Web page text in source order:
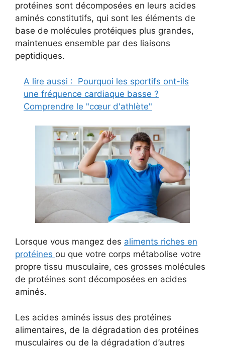
protéines sont décomposées en leurs acides
aminés constitutifs, qui sont les éléments de
base de molécules protéiques plus grandes,
maintenues ensemble par des liaisons
peptidiques.
A lire aussi : Pourquoi les sportifs ont-ils
une fréquence cardiaque basse ?
Comprendre le "cœur d'athlète"
Lorsque vous mangez des aliments riches en
protéines ou que votre corps métabolise votre
propre tissu musculaire, ces grosses molécules
de protéines sont décomposées en acides
aminés.
Les acides aminés issus des protéines
alimentaires, de la dégradation des protéines
musculaires ou de la dégradation d’autres